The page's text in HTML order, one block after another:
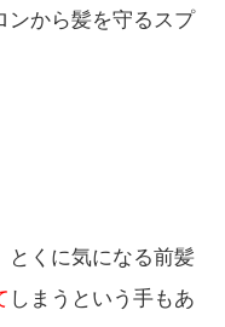
ンから髪を守るスプ
とくに気になる前髪
しまうという手もあ